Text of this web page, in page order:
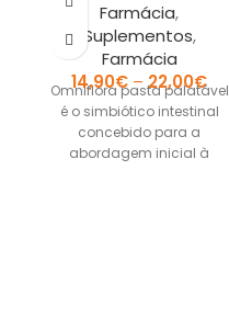
Farmácia,
Suplementos,
Farmácia
14,90€ – 22,00€
Omniflora pasta palatável
é o simbiótico intestinal
concebido para a
abordagem inicial à